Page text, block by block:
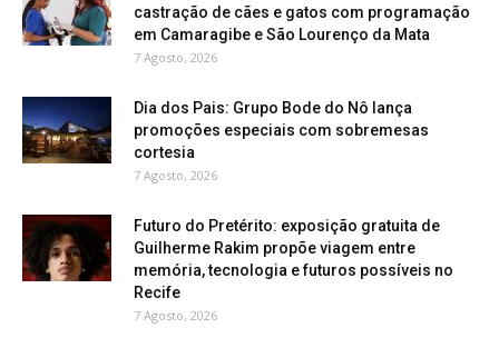
castração de cães e gatos com programação
em Camaragibe e São Lourenço da Mata
7 Agosto, 2026
Dia dos Pais: Grupo Bode do Nô lança
promoções especiais com sobremesas
cortesia
7 Agosto, 2026
Futuro do Pretérito: exposição gratuita de
Guilherme Rakim propõe viagem entre
memória, tecnologia e futuros possíveis no
Recife
7 Agosto, 2026